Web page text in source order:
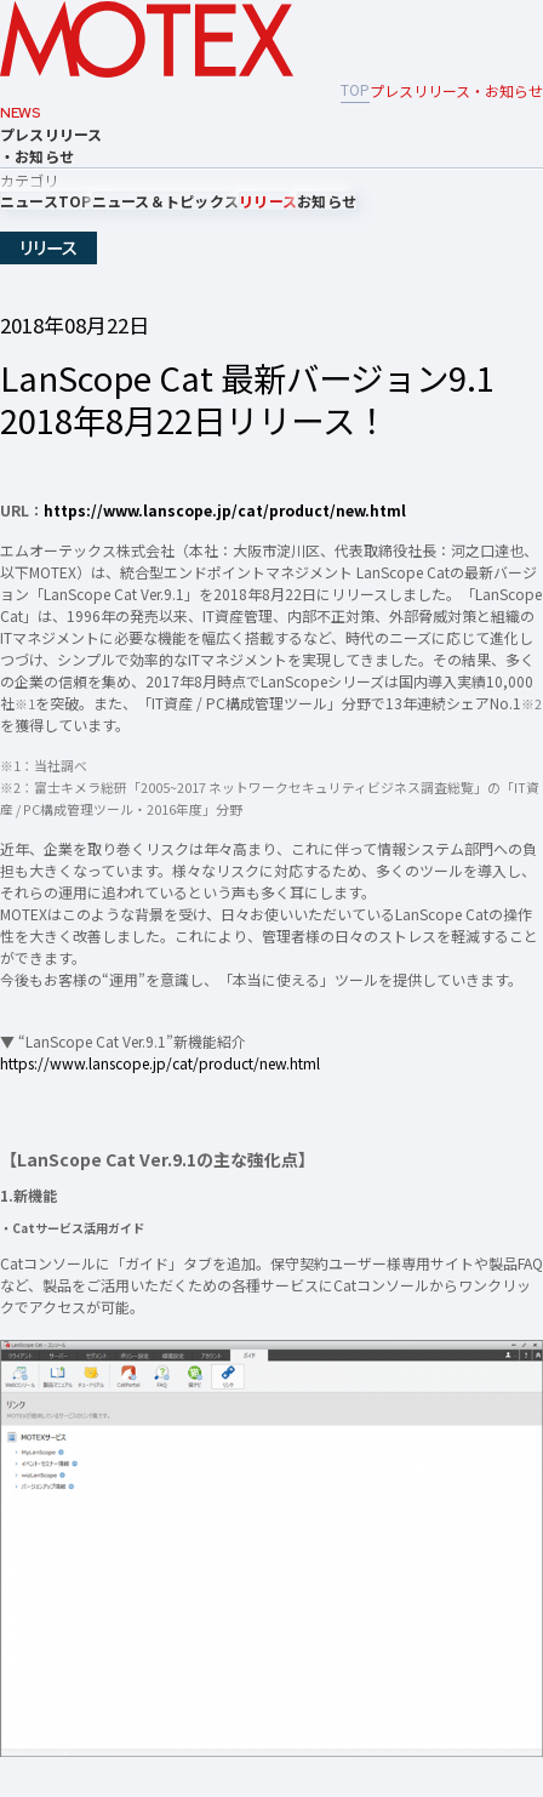
TOPプレスリリース・お知らせ
NEWS
プレスリリース
・お知らせ
カテゴリ
ニュースTOPニュース＆トピックスリリースお知らせ
リリース
2018年08月22日
LanScope Cat 最新バージョン9.1
2018年8月22日リリース！
URL： https://www.lanscope.jp/cat/product/new.html
エムオーテックス株式会社（本社：大阪市淀川区、代表取締役社長：河之口達也、
以下MOTEX）は、統合型エンドポイントマネジメント LanScope Catの最新バージ
ョン「LanScope Cat Ver.9.1」を2018年8月22日にリリースしました。「LanScope
Cat」は、1996年の発売以来、IT資産管理、内部不正対策、外部脅威対策と組織の
ITマネジメントに必要な機能を幅広く搭載するなど、時代のニーズに応じて進化し
つづけ、シンプルで効率的なITマネジメントを実現してきました。その結果、多く
の企業の信頼を集め、2017年8月時点でLanScopeシリーズは国内導入実績10,000
社※1を突破。また、「IT資産 / PC構成管理ツール」分野で13年連続シェアNo.1 ※2
を獲得しています。
※1：当社調べ
※2：富士キメラ総研「2005~2017 ネットワークセキュリティビジネス調査総覧」の「IT資
産 / PC構成管理ツール・2016年度」分野
近年、企業を取り巻くリスクは年々高まり、これに伴って情報システム部門への負
担も大きくなっています。様々なリスクに対応するため、多くのツールを導入し、
それらの運用に追われているという声も多く耳にします。
MOTEXはこのような背景を受け、日々お使いいただいているLanScope Catの操作
性を大きく改善しました。これにより、管理者様の日々のストレスを軽減すること
ができます。
今後もお客様の“運用”を意識し、「本当に使える」ツールを提供していきます。
▼ “LanScope Cat Ver.9.1”新機能紹介
https://www.lanscope.jp/cat/product/new.html
【LanScope Cat Ver.9.1の主な強化点】
1.新機能
・Catサービス活用ガイド
Catコンソールに「ガイド」タブを追加。保守契約ユーザー様専用サイトや製品FAQ
など、製品をご活用いただくための各種サービスにCatコンソールからワンクリッ
クでアクセスが可能。